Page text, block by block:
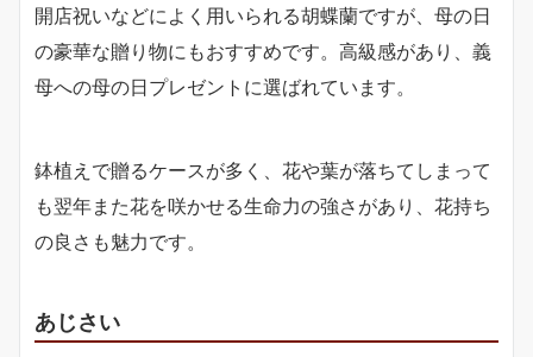
開店祝いなどによく用いられる胡蝶蘭ですが、母の日
の豪華な贈り物にもおすすめです。高級感があり、義
母への母の日プレゼントに選ばれています。
鉢植えで贈るケースが多く、花や葉が落ちてしまって
も翌年また花を咲かせる生命力の強さがあり、花持ち
の良さも魅力です。
あじさい